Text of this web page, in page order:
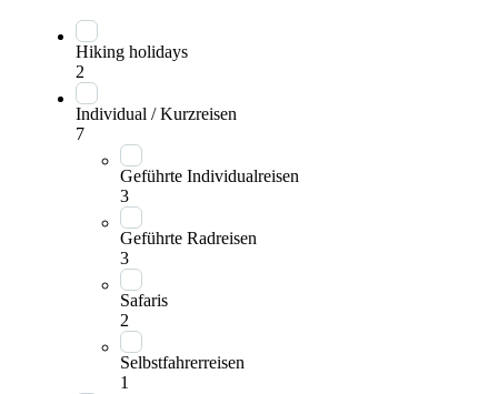
Hiking holidays
2
Individual / Kurzreisen
7
Geführte Individualreisen
3
Geführte Radreisen
3
Safaris
2
Selbstfahrerreisen
1